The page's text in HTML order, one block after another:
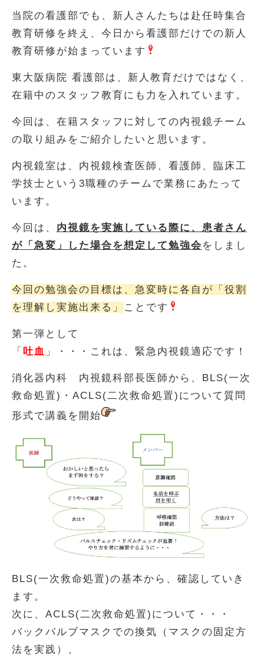
当院の看護部でも、新人さんたちは赴任時集合
教育研修を終え、今日から看護部だけでの新人
教育研修が始まっています
東大阪病院 看護部は、新人教育だけではなく、
在籍中のスタッフ教育にも力を入れています。
今回は、在籍スタッフに対しての内視鏡チーム
の取り組みをご紹介したいと思います。
内視鏡室は、内視鏡検査医師、看護師、臨床工
学技士という3職種のチームで業務にあたって
います。
今回は、 内視鏡を実施している際に、患者さん
が「急変」した場合を想定して勉強会 をしまし
た。
今回の勉強会の目標は、急変時に各自が「役割
を理解し実施出来る」
ことです
第一弾として
「 吐血 」・・・これは、緊急内視鏡適応です！
消化器内科 内視鏡科部長医師から、BLS(一次
救命処置)・ACLS(二次救命処置)について質問
形式で講義を開始
BLS(一次救命処置)の基本から、確認していき
ます。
次に、ACLS(二次救命処置)について・・・
バックバルブマスクでの換気（マスクの固定方
法を実践）、